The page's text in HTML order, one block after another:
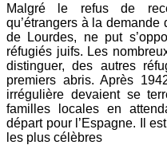
Malgré le refus de
qu’étrangers à la
de Lourdes, ne put
réfugiés juifs. Les
distinguer, des autres
premiers abris. Après
irrégulière devaient se
familles locales en
départ pour l’Espagne. Il
les plus célèbres